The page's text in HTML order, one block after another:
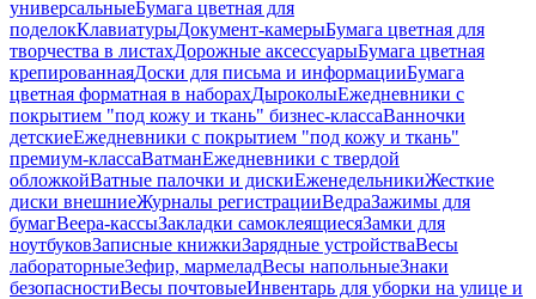
универсальныеБумага цветная для
поделокКлавиатурыДокумент-камерыБумага цветная для
творчества в листахДорожные аксессуарыБумага цветная
крепированнаяДоски для письма и информацииБумага
цветная форматная в наборахДыроколыЕжедневники с
покрытием "под кожу и ткань" бизнес-классаВанночки
детскиеЕжедневники с покрытием "под кожу и ткань"
премиум-классаВатманЕжедневники с твердой
обложкойВатные палочки и дискиЕженедельникиЖесткие
диски внешниеЖурналы регистрацииВедраЗажимы для
бумагВеера-кассыЗакладки самоклеящиесяЗамки для
ноутбуковЗаписные книжкиЗарядные устройстваВесы
лабораторныеЗефир, мармеладВесы напольныеЗнаки
безопасностиВесы почтовыеИнвентарь для уборки на улице и